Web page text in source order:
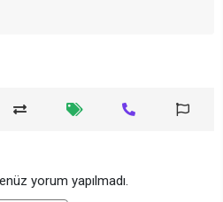
yorum yapılmadı.